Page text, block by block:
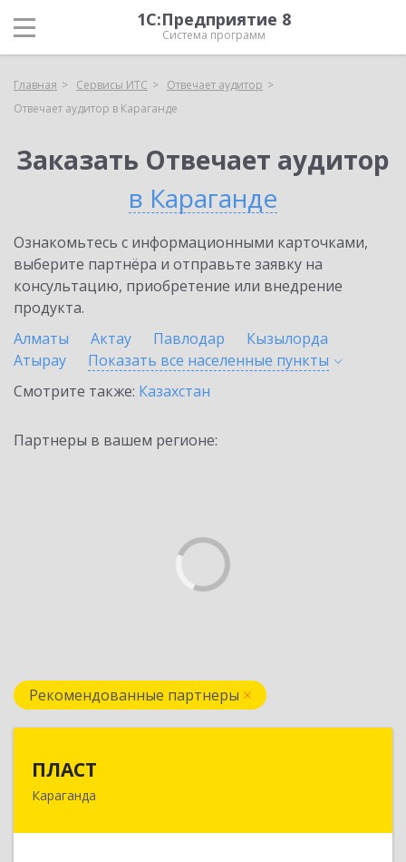
1С:Предприятие 8
Система программ
Главная Сервисы ИТС
Отвечает аудитор
Отвечает аудитор в Караганде
Заказать Отвечает аудитор
в Караганде
Ознакомьтесь с информационными карточками,
выберите партнёра и отправьте заявку на
консультацию, приобретение или внедрение
продукта.
Алматы
Актау Павлодар
Кызылорда
Атырау
Показать все населенные пункты
Смотрите также: Казахстан
Партнеры в вашем регионе:
Рекомендованные партнеры
ПЛАСТ
Караганда
100009,Казахстан,г.Караганда, ул.Кривогуза,